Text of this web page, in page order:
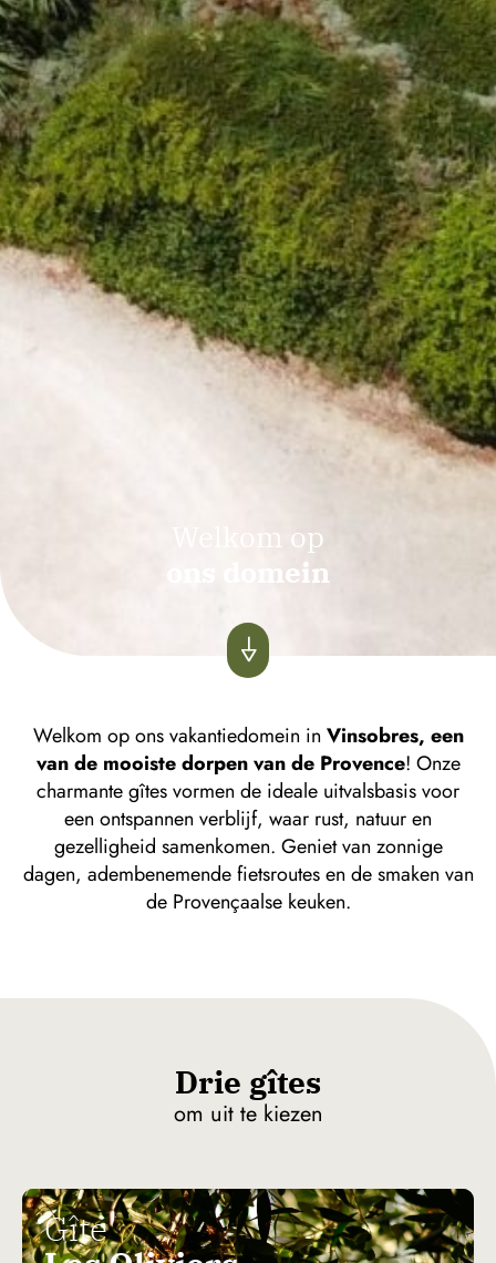
Welkom op
ons domein
Welkom op ons vakantiedomein in Vinsobres, een
van de mooiste dorpen van de Provence! Onze
charmante gîtes vormen de ideale uitvalsbasis voor
een ontspannen verblijf, waar rust, natuur en
gezelligheid samenkomen. Geniet van zonnige
dagen, adembenemende fietsroutes en de smaken van
de Provençaalse keuken.
Drie gîtes
om uit te kiezen
Gîte